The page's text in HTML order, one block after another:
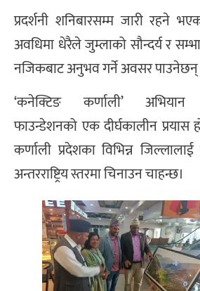
प्रदर्शनी शनिबारसम्म जारी रहने
अवधिमा धेरैले जुम्लाको सौन्दर्य र
नजिकबाट अनुभव गर्ने अवसर
‘कनेक्टिङ कर्णाली’ अभियान
फाउन्डेशनको एक दीर्घकालीन
कर्णाली प्रदेशका विभिन्न जिल्लालाई
अन्तरराष्ट्रिय स्तरमा चिनाउन चाहन्छ।